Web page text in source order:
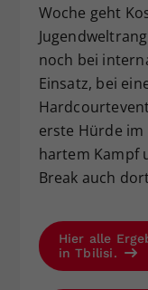
Woche geht
noch bei
Einsatz, bei
erste Hürde
hartem Kampf
Break auch
Hier alle
in Tbilisi.